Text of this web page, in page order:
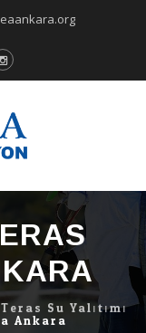
Su Yalıtımı
Ankara